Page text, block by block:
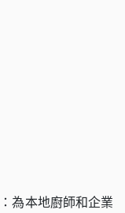
為本地廚師和企業